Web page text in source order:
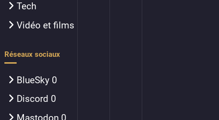
Tech
Vidéo et films
Réseaux sociaux
BlueSky 0
Discord 0
Mastodon 0